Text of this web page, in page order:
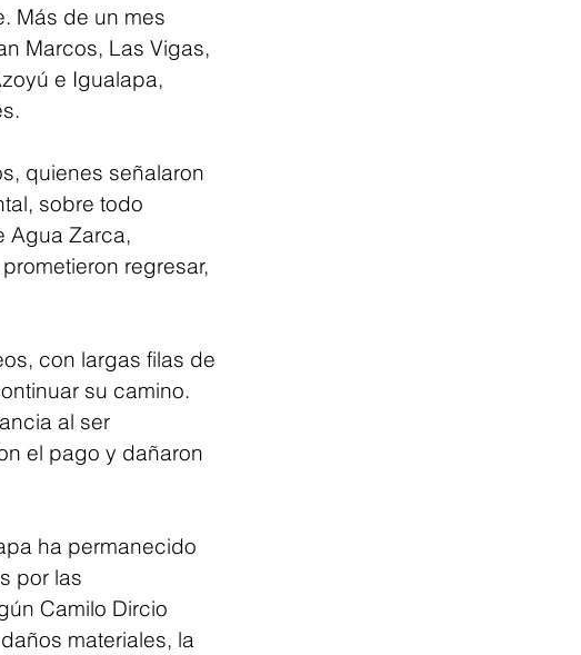
Más de un mes
Marcos, Las Vigas,
e Igualapa,
quienes señalaron
sobre todo
Agua Zarca,
regresar,
con largas filas de
su camino.
al ser
el pago y dañaron
ha permanecido
por las
Camilo Dircio
materiales, la